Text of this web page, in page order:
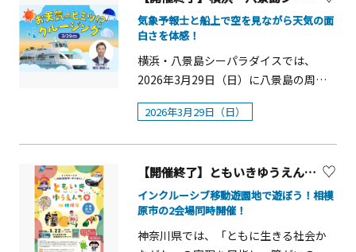
認ください。原鉄道模型博物館 横浜駅
から徒歩5分、日本で初めて鉄道が開通
した横浜の地に、原鉄道模型博物館が
開館しました。精巧に再現した世界の
貴重な模型、轟音を立てて走る模型、
どれもが驚くばかりのコレクション。
がら鉄道技術に触れ、世界を旅するこ
とができる、わくわくどきどきのワン
ダーランドです。
料■休館日： 毎週月曜日※5月2日
（土）～6日（水）のゴールデンウィー
クは開館、5月7日（木）に振替休館、7
月20日（月）は祝日のため開館■主
ーズルーム
たい方も気軽に立ち寄れる催しです。9
「見る・触れる・体験する」をテーマ
に、個性豊かな9つのエリアで展開しま
す。アウトドアギアやアパレル、カス
タマイズカー、バイシクルの展示をは
じめ、本格アスレチック体験、防災を
学べる体験型ブース、フードトラッ
ク、アウトドア仕様の車両展示、公式
グッズ販売エリアまで、会場全体で多
彩な楽しみ方が広がります。イベント
概要■開催日：2026年4月11日
気象予報士と船上で空を見ながら天気の面
白さを体感！
横浜・八景島シーパラダイスでは、
2026年3月29日（日）に八景島の周り
を巡るクルーズ船「Paradise
CruiseⅡ」で、この日限りの特別イベ
TIME,」などに出演中の気象予報士増田
雅昭さん（ウェザーマップ）を迎え、
船上では「空と天気」をテーマに、実
は天気を左右している&ldquo;海の役割
2026年3月29日（日）
【開催終了】ともいきゆうえんち+（プラス）in 相模原【相模原市】
インクルーシブ移動遊園地で遊ぼう！相模
原市の2会場同時開催！
神奈川県では、「ともに生きる社会か